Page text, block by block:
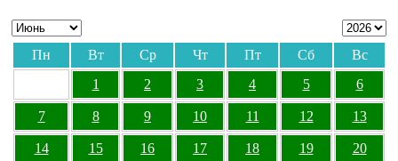
Пн Вт Ср Чт Пт Сб
Вс
1
2 3 4 5 6
7 8 9 10 11 12 13
14 15 16 17 18 19 20